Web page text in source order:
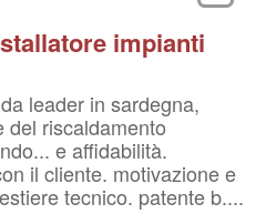
impianti
leader in sardegna,
del riscaldamento
e affidabilità.
il cliente. motivazione e
tecnico. patente b....